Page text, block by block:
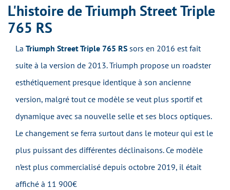
L'histoire de Triumph Street Triple
765 RS
La Triumph Street Triple 765 RS sors en 2016 est fait
suite à la version de 2013. Triumph propose un roadster
esthétiquement presque identique à son ancienne
version, malgré tout ce modèle se veut plus sportif et
dynamique avec sa nouvelle selle et ses blocs optiques.
Le changement se ferra surtout dans le moteur qui est le
plus puissant des différentes déclinaisons. Ce modèle
n’est plus commercialisé depuis octobre 2019, il était
affiché à 11 900€